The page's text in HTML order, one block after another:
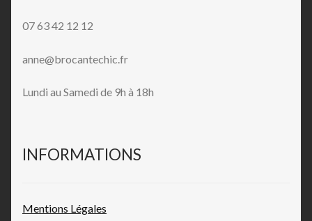
07 63 42 12 12
anne@brocantechic.fr
Lundi au Samedi de 9h à 18h
INFORMATIONS
Mentions Légales